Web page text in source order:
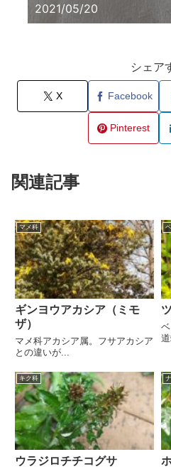
2021/05/20
シェア
X Facebook
Pinterest
関連記事
マメ科
ギンヨウアカシア（ミモ
ザ）
マメ科アカシア属。フサアカシア
との違いが...
キク科
ウラジロチチコグサ